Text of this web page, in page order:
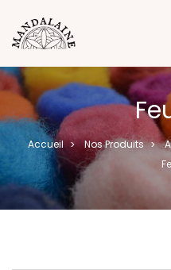
Accueil > Nos Produits >